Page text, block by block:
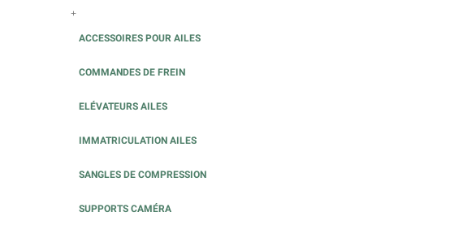
+
ACCESSOIRES POUR AILES
COMMANDES DE FREIN
ELÉVATEURS AILES
IMMATRICULATION AILES
SANGLES DE COMPRESSION
SUPPORTS CAMÉRA